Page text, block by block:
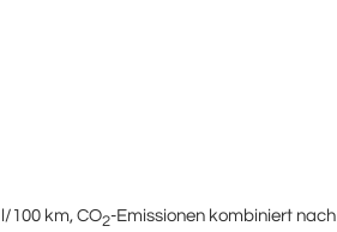
100 km, CO2-Emissionen kombiniert nach